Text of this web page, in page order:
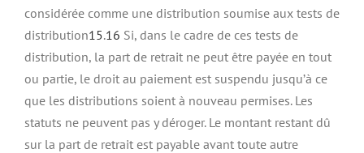
considérée comme une distribution soumise aux tests de
distribution15.16 Si, dans le cadre de ces tests de
distribution, la part de retrait ne peut être payée en tout
ou partie, le droit au paiement est suspendu jusqu’à ce
que les distributions soient à nouveau permises. Les
statuts ne peuvent pas y déroger. Le montant restant dû
sur la part de retrait est payable avant toute autre